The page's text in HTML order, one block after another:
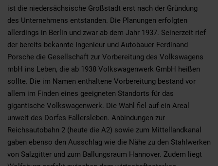
ist die niedersächsische Großstadt erst nach der Gründung
des Unternehmens entstanden. Die Planungen erfolgten
allerdings in Berlin und zwar ab dem Jahr 1937. Seinerzeit rief
der bereits bekannte Ingenieur und Autobauer Ferdinand
Porsche die Gesellschaft zur Vorbereitung des Volkswagens
mbH ins Leben, die ab 1938 Volkswagenwerk GmbH heißen
sollte. Die im Namen enthaltene Vorbereitung bestand vor
allem im Finden eines geeigneten Standorts für das
gigantische Volkswagenwerk. Die Wahl fiel auf ein Areal
unweit des Dorfes Fallersleben. Anbindungen zur
Reichsautobahn 2 (heute die A2) sowie zum Mittellandkanal
gaben ebenso den Ausschlag wie die Nähe zu den Stahlwerken
von Salzgitter und zum Ballungsraum Hannover. Zudem liegt